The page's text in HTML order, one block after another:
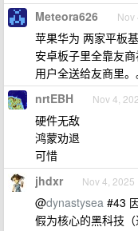
Meteora626 Nov
苹果华为 两家平板
安卓板子里全靠友
用户全送给友商里。
nrtEBH Nov 4,
硬件无敌
鸿蒙劝退
可惜
jhdxr Nov 4, 2025
@dynastysea #43
假为核心的黑科技